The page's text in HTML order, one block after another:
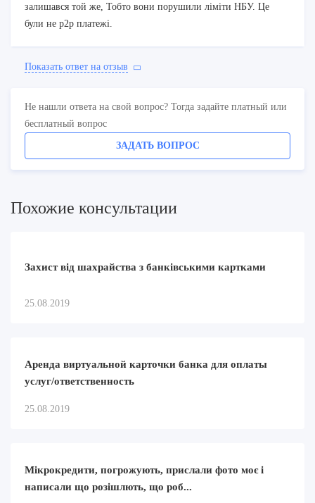
залишався той же, Тобто вони порушили ліміти НБУ. Це
були не р2р платежі.
Показать ответ на отзыв
Не нашли ответа на свой вопрос? Тогда задайте платный или
бесплатный вопрос
ЗАДАТЬ ВОПРОС
Похожие консультации
Захист від шахрайства з банківськими картками
25.08.2019
Aренда виртуальной карточки банка для оплаты
услуг/ответственность
25.08.2019
Мікрокредити, погрожують, прислали фото моє і
написали що розішлють, що роб...